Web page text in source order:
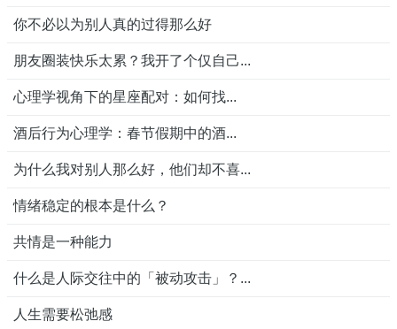
你不必以为别人真的过得那么好
朋友圈装快乐太累？我开了个仅自己...
心理学视角下的星座配对：如何找...
酒后行为心理学：春节假期中的酒...
为什么我对别人那么好，他们却不喜...
情绪稳定的根本是什么？
共情是一种能力
什么是人际交往中的「被动攻击」？...
人生需要松弛感